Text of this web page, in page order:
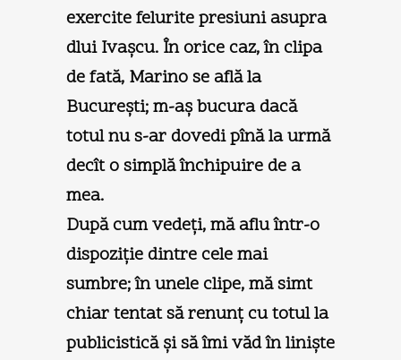
exercite felurite presiuni asupra
dlui Ivaşcu. În orice caz, în clipa
de fată, Marino se află la
Bucureşti; m-aş bucura dacă
totul nu s-ar dovedi pînă la urmă
decît o simplă închipuire de a
mea.
După cum vedeţi, mă aflu într-o
dispoziţie dintre cele mai
sumbre; în unele clipe, mă simt
chiar tentat să renunţ cu totul la
publicistică şi să îmi văd în linişte